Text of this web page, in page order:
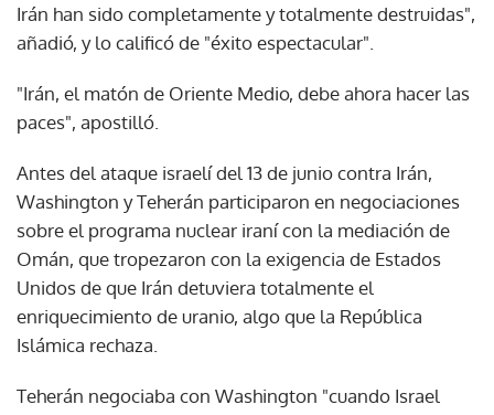
Irán han sido completamente y totalmente destruidas",
añadió, y lo calificó de "éxito espectacular".
"Irán, el matón de Oriente Medio, debe ahora hacer las
paces", apostilló.
Antes del ataque israelí del 13 de junio contra Irán,
Washington y Teherán participaron en negociaciones
sobre el programa nuclear iraní con la mediación de
Omán, que tropezaron con la exigencia de Estados
Unidos de que Irán detuviera totalmente el
enriquecimiento de uranio, algo que la República
Islámica rechaza.
Teherán negociaba con Washington "cuando Israel